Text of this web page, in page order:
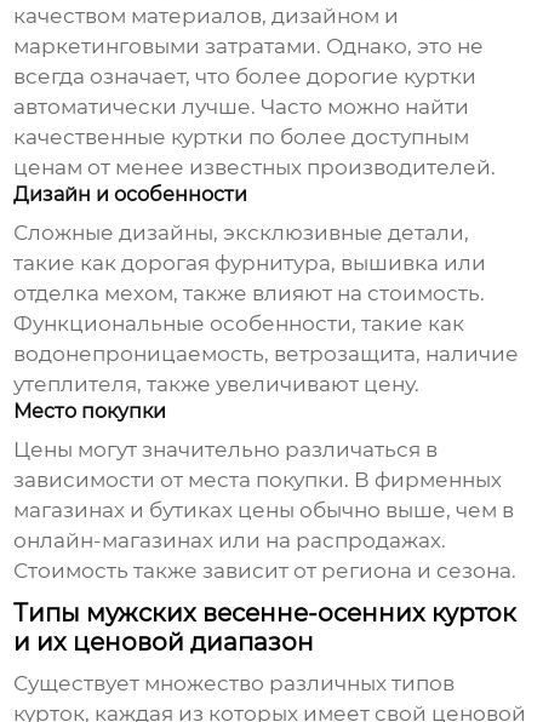
качеством материалов, дизайном и
маркетинговыми затратами. Однако, это не
всегда означает, что более дорогие куртки
автоматически лучше. Часто можно найти
качественные куртки по более доступным
ценам от менее известных производителей.
Дизайн и особенности
Сложные дизайны, эксклюзивные детали,
такие как дорогая фурнитура, вышивка или
отделка мехом, также влияют на стоимость.
Функциональные особенности, такие как
водонепроницаемость, ветрозащита, наличие
утеплителя, также увеличивают цену.
Место покупки
Цены могут значительно различаться в
зависимости от места покупки. В фирменных
магазинах и бутиках цены обычно выше, чем в
онлайн-магазинах или на распродажах.
Стоимость также зависит от региона и сезона.
Типы мужских весенне-осенних курток
и их ценовой диапазон
Существует множество различных типов
курток, каждая из которых имеет свой ценовой